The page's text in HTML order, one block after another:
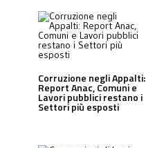
Corruzione negli Appalti:
Report Anac, Comuni e
Lavori pubblici restano i
Settori più esposti